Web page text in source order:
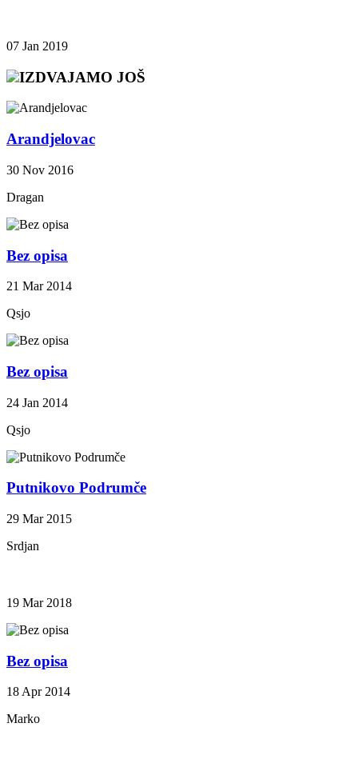
07 Jan 2019
IZDVAJAMO JOŠ
Arandjelovac
30 Nov 2016
Dragan
Bez opisa
21 Mar 2014
Qsjo
Bez opisa
24 Jan 2014
Qsjo
Putnikovo Podrumče
29 Mar 2015
Srdjan
19 Mar 2018
Bez opisa
18 Apr 2014
Marko